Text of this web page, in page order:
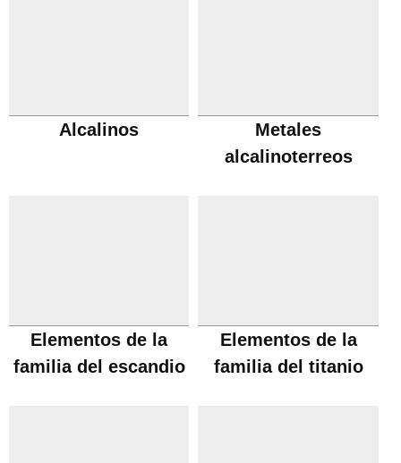
Alcalinos
Metales
alcalinoterreos
Elementos de la
familia del escandio
Elementos de la
familia del titanio